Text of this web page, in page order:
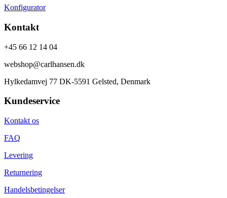
Konfigurator
Kontakt
+45 66 12 14 04
webshop@carlhansen.dk
Hylkedamvej 77 DK-5591 Gelsted, Denmark
Kundeservice
Kontakt os
FAQ
Levering
Returnering
Handelsbetingelser